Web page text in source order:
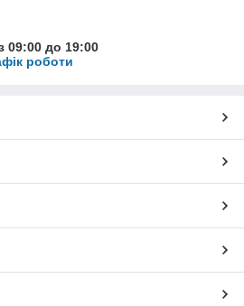
09:00 до 19:00
роботи